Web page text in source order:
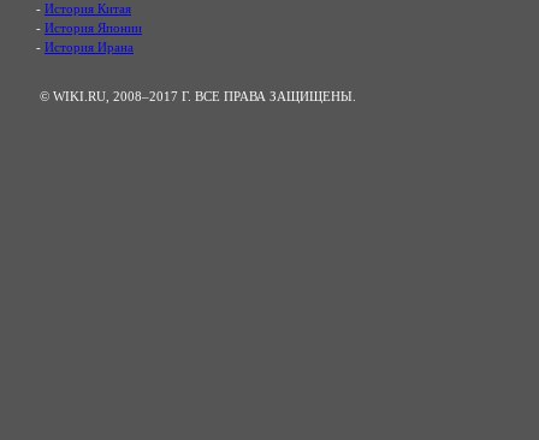
- История Китая
- История Японии
- История Ирана
© WIKI.RU, 2008–2017 Г. ВСЕ ПРАВА ЗАЩИЩЕНЫ.